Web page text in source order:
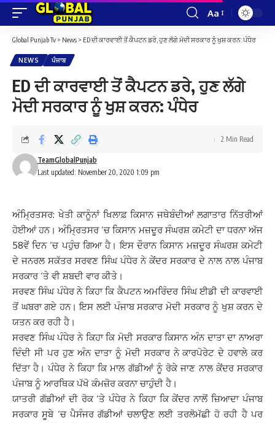
Font
Resizer
Aa
Global Punjab Tv > News > ED ਦੀ ਕਾਰਵਾਈ ਤੋਂ ਕੈਪਟਨ ਡਰੇ, ਹੁਣ ਲੱਗੇ ਮੋਦੀ ਸਰਕਾਰ ਨੂੰ ਖੁਸ਼ ਕਰਨ: ਪੰਧੇਰ
NEWS ਪੰਜਾਬ
ED ਦੀ ਕਾਰਵਾਈ ਤੋਂ ਕੈਪਟਨ ਡਰੇ, ਹੁਣ ਲੱਗੇ
ਮੋਦੀ ਸਰਕਾਰ ਨੂੰ ਖੁਸ਼ ਕਰਨ: ਪੰਧੇਰ
Last updated: November 20, 2020 1:09 pm
TeamGlobalPunjab
2 Min Read
ਅੰਮ੍ਰਿਤਸਰ: ਖੇਤੀ ਕਾਨੂੰਨਾਂ ਖਿਲਾਫ਼ ਕਿਸਾਨ ਜਥੇਬੰਦੀਆਂ ਲਗਾਤਾਰ ਨਿੱਤਰੀਆਂ
ਹੋਈਆਂ ਹਨ। ਅੰਮ੍ਰਿਤਸਰ ‘ਚ ਕਿਸਾਨ ਮਜ਼ਦੂਰ ਸੰਘਰਸ਼ ਕਮੇਟੀ ਦਾ ਧਰਨਾ ਅੱਜ
58ਵੇਂ ਦਿਨ ‘ਚ ਪਹੁੰਚ ਗਿਆ ਹੈ। ਇਸ ਦੌਰਾਨ ਕਿਸਾਨ ਮਜ਼ਦੂਰ ਸੰਘਰਸ਼ ਕਮੇਟੀ
ਦੇ ਜਨਰਲ ਸਕੱਤਰ ਸਰਵਣ ਸਿੰਘ ਪੰਧੇਰ ਨੇ ਕੇਂਦਰ ਸਰਕਾਰ ਦੇ ਨਾਲ ਨਾਲ ਪੰਜਾਬ
ਸਰਕਾਰ ‘ਤੇ ਵੀ ਸ਼ਬਦੀ ਵਾਰ ਕੀਤੇ।
ਸਰਵਣ ਸਿੰਘ ਪੰਧੇਰ ਨੇ ਕਿਹਾ ਕਿ ਕੈਪਟਨ ਅਮਰਿੰਦਰ ਸਿੰਘ ਈਡੀ ਦੀ ਕਾਰਵਾਈ
ਤੋਂ ਘਬਰਾ ਗਏ ਹਨ। ਇਸ ਲਈ ਪੰਜਾਬ ਸਰਕਾਰ ਮੋਦੀ ਸਰਕਾਰ ਨੂੰ ਖੁਸ਼ ਕਰਨ ਦੇ
ਯਤਨ ਕਰ ਰਹੀ ਹੈ।
ਸਰਵਣ ਸਿੰਘ ਪੰਧੇਰ ਨੇ ਕਿਹਾ ਕਿ ਮੋਦੀ ਸਰਕਾਰ ਕਿਸਾਨ ਅੰਨ ਦਾਤਾ ਦਾ ਨਾਅਰਾ
ਦਿੰਦੀ ਸੀ ਪਰ ਹੁਣ ਅੰਨ ਦਾਤਾ ਨੂੰ ਮੋਦੀ ਸਰਕਾਰ ਨੇ ਕਾਰਪੋਰੇਟ ਦੇ ਹਵਾਲੇ ਕਰ
ਦਿੱਤਾ ਹੈ। ਪੰਧੇਰ ਨੇ ਕਿਹਾ ਕਿ ਮਾਲ ਗੱਡੀਆਂ ਨੂੰ ਰੋਕੇ ਜਾਣ ਨਾਲ ਕੇਂਦਰ ਸਰਕਾਰ
ਪੰਜਾਬ ਨੂੰ ਆਰਥਿਕ ਪੱਖੋ ਕੰਮਜ਼ੋਰ ਕਰਨਾ ਚਾਹੁੰਦੀ ਹੈ।
ਯਾਤਰੀ ਗੱਡੀਆਂ ਦੀ ਰੋਕ ‘ਤੇ ਪੰਧੇਰ ਨੇ ਕਿਹਾ ਕਿ ਕੇਂਦਰ ਨਾਲੋਂ ਜ਼ਿਆਦਾ ਪੰਜਾਬ
ਸਰਕਾਰ ਸੂਬੇ ‘ਚ ਪੈਸੰਜਰ ਗੱਡੀਆਂ ਚਲਾਉਣ ਲਈ ਤਰਲੋਮੱਛੀ ਹੋ ਰਹੀ ਹੈ ਪਰ